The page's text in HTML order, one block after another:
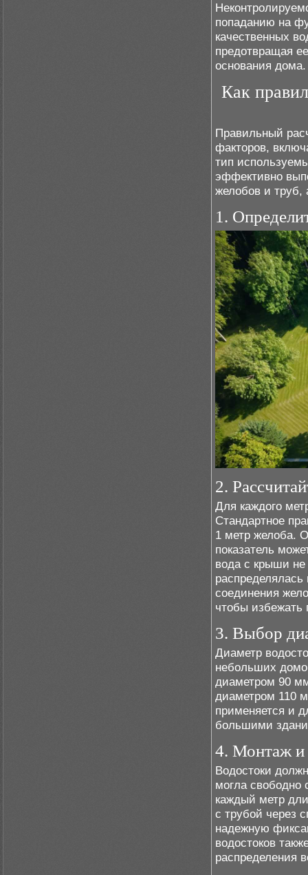
попаданию на
качественных
предотвращая
основания дома.
Как
Правильный
факторов,
тип
эффективно
желобов и труб,
1.
2.
Для каждого
Стандартное
1 метр желоба.
показатель
вода с крыши
соединения
чтобы избежать
3. Выбор
Диаметр
небольших
диаметром 90
диаметром 110
применяется и
большими
4. Монтаж и
Водостоки
могла свободно
каждый метр
с трубой через
надежную
водостоков
распределения